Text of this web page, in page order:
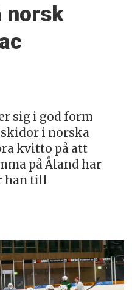
norsk
sig i god form
i norska
kvitto på att
på Åland har
han till